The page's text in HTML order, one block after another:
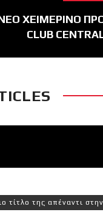
ΧΕΙΜΕΡΙΝΟ
CLUB
απέναντι στην